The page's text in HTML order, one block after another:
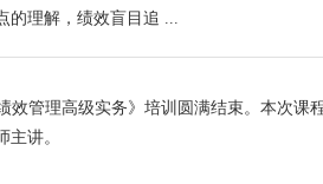
的理解，绩效盲目追 ...
效管理高级实务》培训圆满结束。本次
讲。